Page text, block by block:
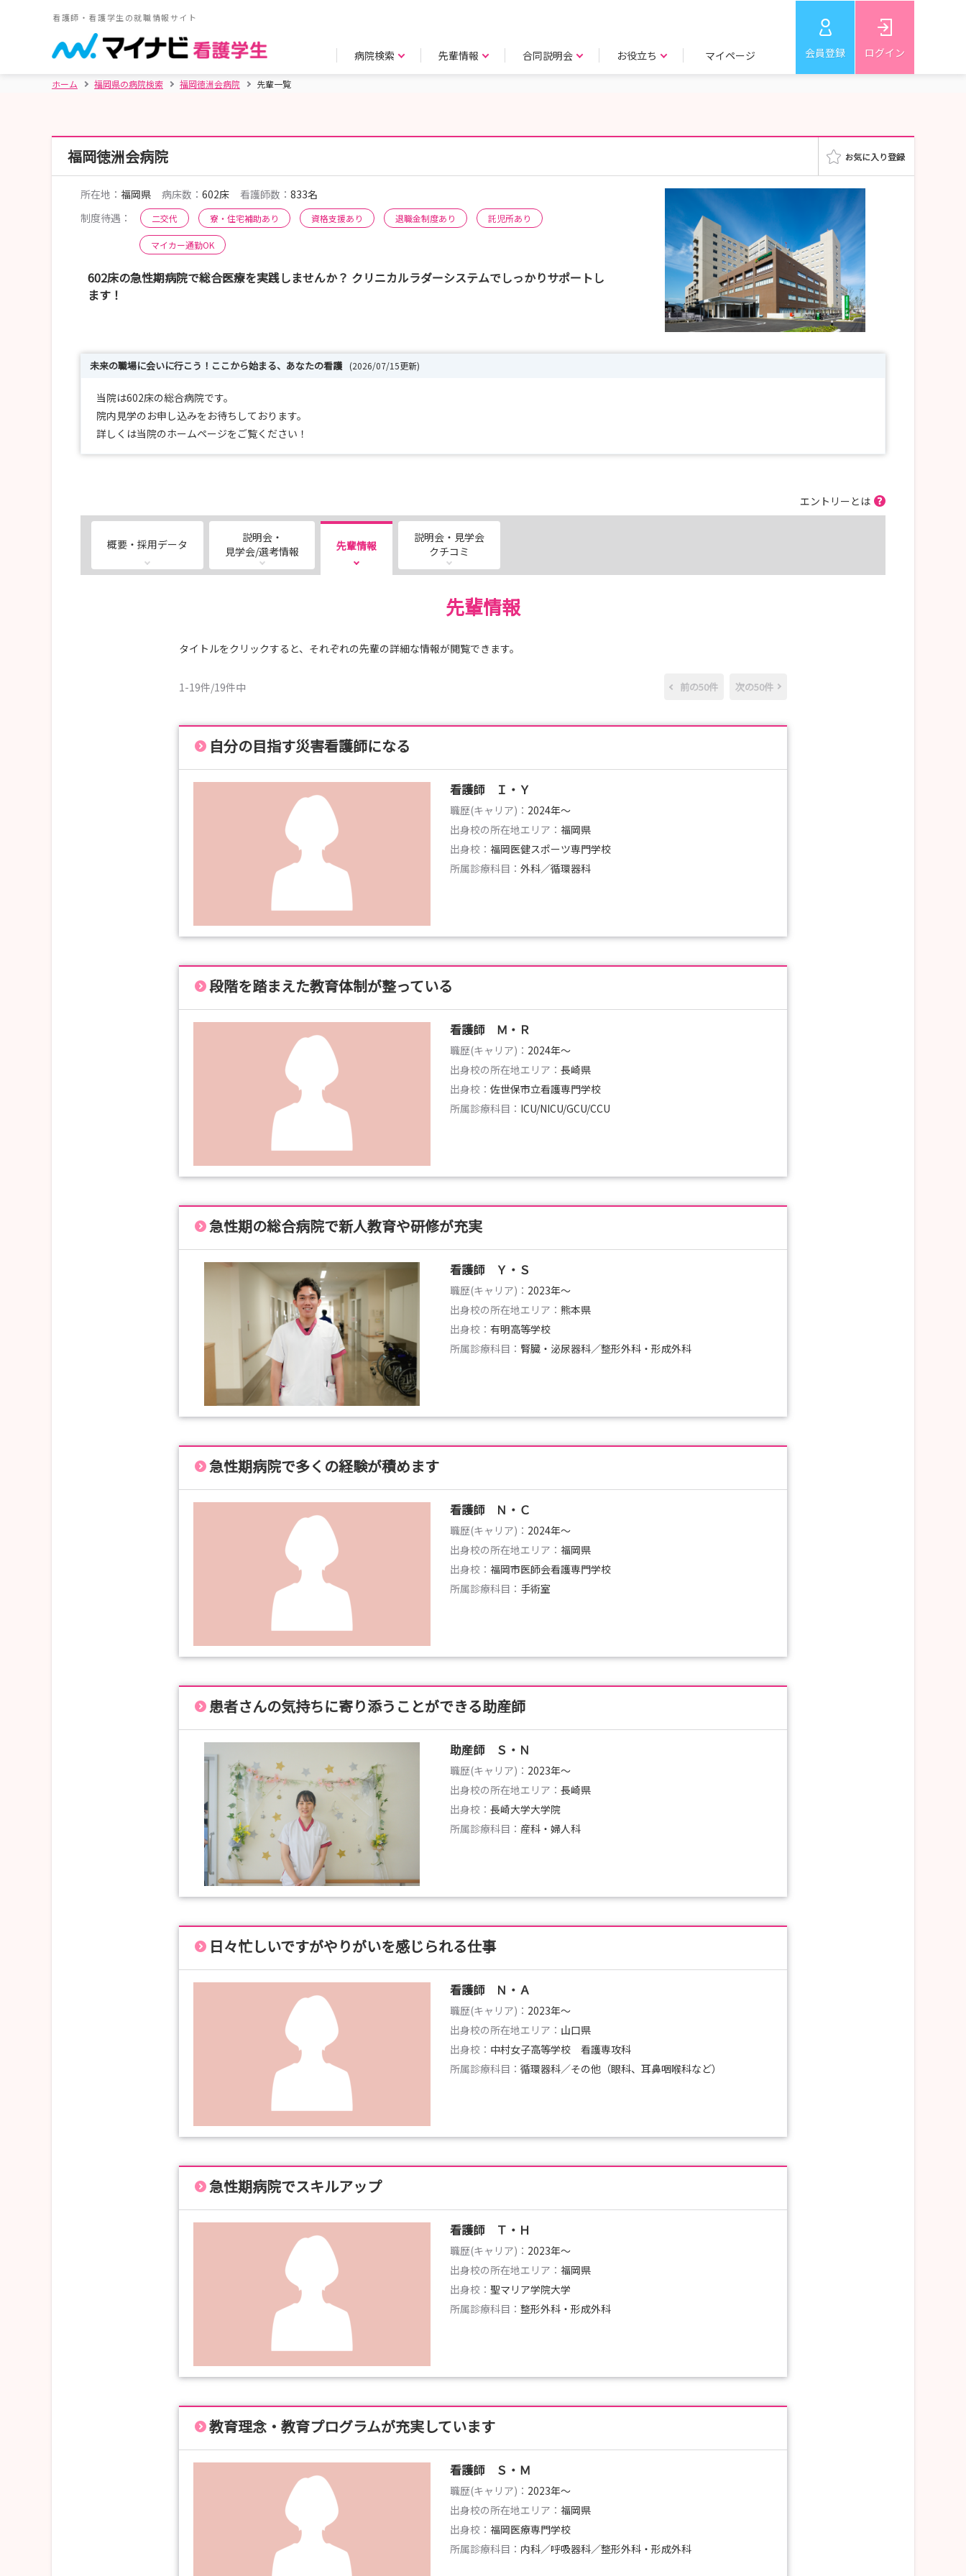
看護師・看護学生の就職情報サイト
病院検索 先輩情報 合同説明会 お役立ち マイページ 会員登録 ログイン
ホーム 福岡県の病院検索 福岡徳洲会病院 先輩一覧
福岡徳洲会病院
所在地： 福岡県 病床数： 602床 看護師数： 833名
制度待遇：
二交代 寮・住宅補助あり 資格支援あり 退職金制度あり 託児所あり
マイカー通勤OK
602床の急性期病院で総合医療を実践しませんか？ クリニカルラダーシステムでしっかりサポートし
ます！
未来の職場に会いに行こう！ここから始まる、あなたの看護 (2026/07/15更新)
当院は602床の総合病院です。
院内見学のお申し込みをお待ちしております。
詳しくは当院のホームページをご覧ください！
エントリーとは
概要・採用データ
説明会・
見学会/選考情報
先輩情報
説明会・見学会
クチコミ
先輩情報
タイトルをクリックすると、それぞれの先輩の詳細な情報が閲覧できます。
1-19件/19件中 前の50件 次の50件
自分の目指す災害看護師になる
看護師 Ｉ・Ｙ
職歴(キャリア)： 2024年〜
出身校の所在地エリア： 福岡県
出身校： 福岡医健スポーツ専門学校
所属診療科目： 外科／循環器科
段階を踏まえた教育体制が整っている
看護師 Ｍ・Ｒ
職歴(キャリア)： 2024年〜
出身校の所在地エリア： 長崎県
出身校： 佐世保市立看護専門学校
所属診療科目： ICU/NICU/GCU/CCU
急性期の総合病院で新人教育や研修が充実
看護師 Ｙ・Ｓ
職歴(キャリア)： 2023年〜
出身校の所在地エリア： 熊本県
出身校： 有明高等学校
所属診療科目： 腎臓・泌尿器科／整形外科・形成外科
急性期病院で多くの経験が積めます
看護師 Ｎ・Ｃ
職歴(キャリア)： 2024年〜
出身校の所在地エリア： 福岡県
出身校： 福岡市医師会看護専門学校
所属診療科目： 手術室
患者さんの気持ちに寄り添うことができる助産師
助産師 Ｓ・Ｎ
職歴(キャリア)： 2023年〜
出身校の所在地エリア： 長崎県
出身校： 長崎大学大学院
所属診療科目： 産科・婦人科
日々忙しいですがやりがいを感じられる仕事
看護師 Ｎ・Ａ
職歴(キャリア)： 2023年〜
出身校の所在地エリア： 山口県
出身校： 中村女子高等学校 看護専攻科
所属診療科目： 循環器科／その他（眼科、耳鼻咽喉科など）
急性期病院でスキルアップ
看護師 Ｔ・Ｈ
職歴(キャリア)： 2023年〜
出身校の所在地エリア： 福岡県
出身校： 聖マリア学院大学
所属診療科目： 整形外科・形成外科
教育理念・教育プログラムが充実しています
看護師 Ｓ・Ｍ
職歴(キャリア)： 2023年〜
出身校の所在地エリア： 福岡県
出身校： 福岡医療専門学校
所属診療科目： 内科／呼吸器科／整形外科・形成外科